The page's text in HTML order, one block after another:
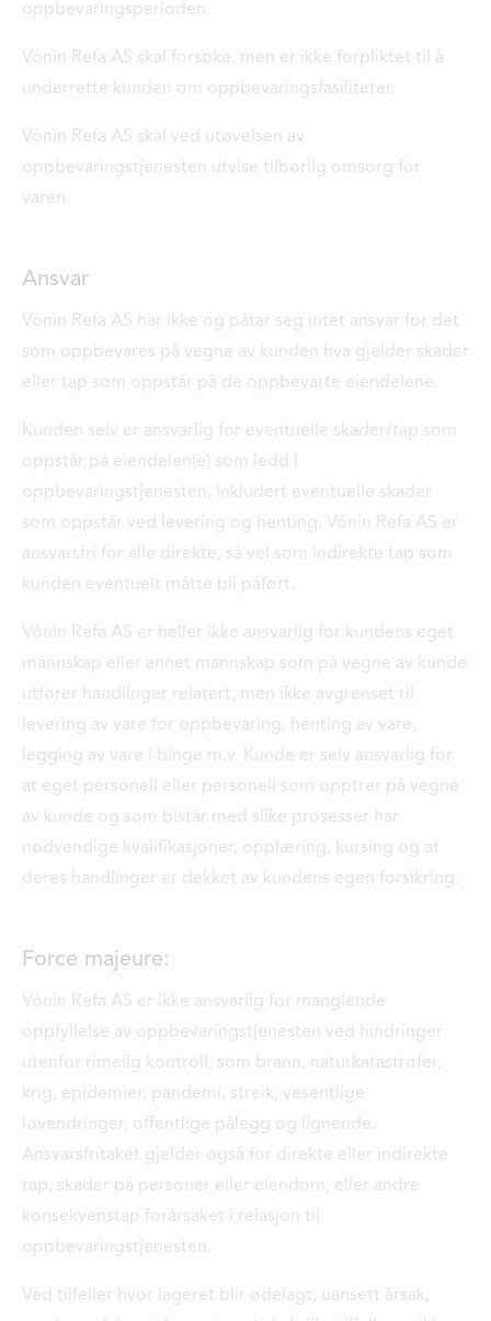
oppbevaringsperioden.
Vónin Refa AS skal forsøke, men er ikke forpliktet til å
underrette kunden om oppbevaringsfasiliteter.
Vónin Refa AS skal ved utøvelsen av
oppbevaringstjenesten utvise tilbørlig omsorg for
varen.
Ansvar
Vónin Refa AS har ikke og påtar seg intet ansvar for det
som oppbevares på vegne av kunden hva gjelder skader
eller tap som oppstår på de oppbevarte eiendelene.
Kunden selv er ansvarlig for eventuelle skader/tap som
oppstår på eiendelen(e) som ledd i
oppbevaringstjenesten, inkludert eventuelle skader
som oppstår ved levering og henting. Vónin Refa AS er
ansvarsfri for alle direkte, så vel som indirekte tap som
kunden eventuelt måtte bli påført.
Vónin Refa AS er heller ikke ansvarlig for kundens eget
mannskap eller annet mannskap som på vegne av kunde
utfører handlinger relatert, men ikke avgrenset til
levering av vare for oppbevaring, henting av vare,
legging av vare i binge m.v. Kunde er selv ansvarlig for
at eget personell eller personell som opptrer på vegne
av kunde og som bistår med slike prosesser har
nødvendige kvalifikasjoner, opplæring, kursing og at
deres handlinger er dekket av kundens egen forsikring.
Force majeure:
Vónin Refa AS er ikke ansvarlig for manglende
oppfyllelse av oppbevaringstjenesten ved hindringer
utenfor rimelig kontroll, som brann, naturkatastrofer,
krig, epidemier, pandemi, streik, vesentlige
lovendringer, offentlige pålegg og lignende.
Ansvarsfritaket gjelder også for direkte eller indirekte
tap, skader på personer eller eiendom, eller andre
konsekvenstap forårsaket i relasjon til
oppbevaringstjenesten.
Ved tilfeller hvor lageret blir ødelagt, uansett årsak,